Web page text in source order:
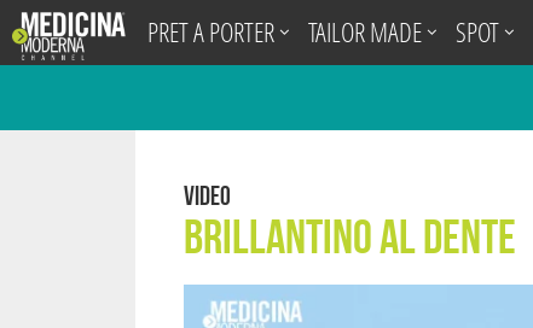
PRET A PORTER TAILOR MADE SPOT
Video
Brillantino al Dente